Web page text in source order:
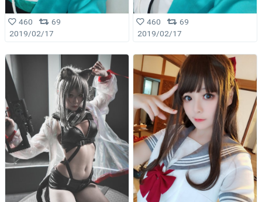
460
69
2019/02/17
460
69
2019/02/17